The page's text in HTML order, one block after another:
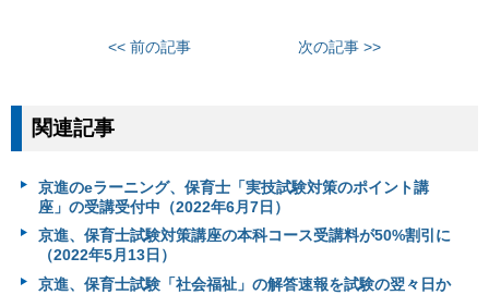
<< 前の記事 次の記事 >>
関連記事
京進のeラーニング、保育士「実技試験対策のポイント講
座」の受講受付中（2022年6月7日）
京進、保育士試験対策講座の本科コース受講料が50%割引に
（2022年5月13日）
京進、保育士試験「社会福祉」の解答速報を試験の翌々日か